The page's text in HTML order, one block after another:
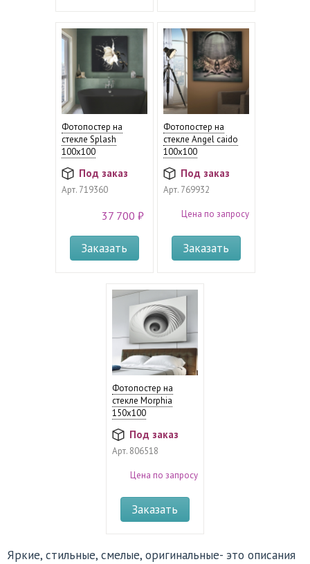
Фотопостер на
стекле Splash
100х100
Под заказ
Арт.719360
37 700 ₽
Заказать
Фотопостер на
стекле Angel caido
100х100
Под заказ
Арт.769932
Цена по запросу
Заказать
Фотопостер на
стекле Morphia
150х100
Под заказ
Арт. 806518
Цена по запросу
Заказать
Яркие, стильные, смелые, оригинальные- это описания